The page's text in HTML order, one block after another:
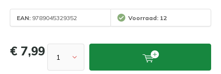
EAN: 9789045329352 Voorraad: 12
€ 7,99